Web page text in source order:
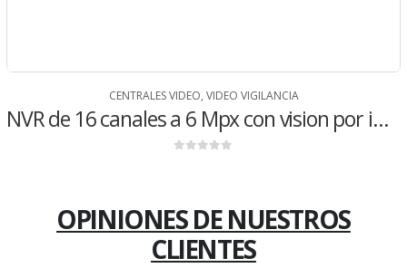
CENTRALES VIDEO, VIDEO VIGILANCIA
NVR de 16 canales a 6 Mpx con vision por internet NVR2116HS-S2
OPINIONES DE NUESTROS
CLIENTES